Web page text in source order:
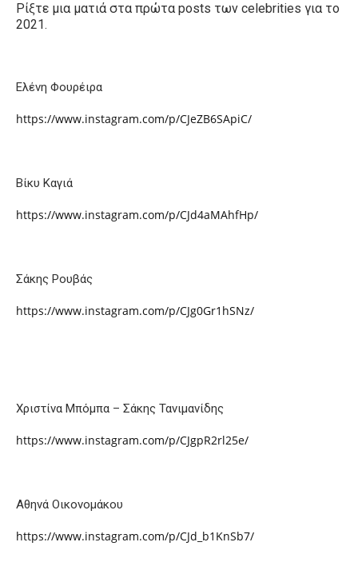
Ρίξτε μια ματιά στα πρώτα posts των celebrities για το
2021.
Ελένη Φουρέιρα
https://www.instagram.com/p/CJeZB6SApiC/
Βίκυ Καγιά
https://www.instagram.com/p/CJd4aMAhfHp/
Σάκης Ρουβάς
https://www.instagram.com/p/CJg0Gr1hSNz/
Χριστίνα Μπόμπα – Σάκης Τανιμανίδης
https://www.instagram.com/p/CJgpR2rl25e/
Αθηνά Οικονομάκου
https://www.instagram.com/p/CJd_b1KnSb7/